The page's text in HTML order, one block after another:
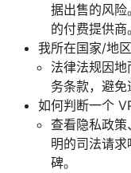
据出售的风
的付费提供商。
我所在国家/地
法律法规因
务条款，避免
如何判断一个
查看隐私政
明的司法请
碑。